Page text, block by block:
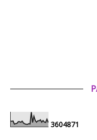
3 days ago
3604871